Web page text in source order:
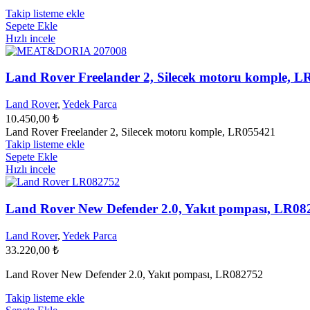
Takip listeme ekle
Sepete Ekle
Hızlı incele
Land Rover Freelander 2, Silecek motoru komple,
Land Rover, Yedek Parca
10.450,00 ₺
Land Rover Freelander 2, Silecek motoru komple, LR055421
Takip listeme ekle
Sepete Ekle
Hızlı incele
Land Rover New Defender 2.0, Yakıt pompası,
Land Rover, Yedek Parca
33.220,00 ₺
Land Rover New Defender 2.0, Yakıt pompası, LR082752
Takip listeme ekle